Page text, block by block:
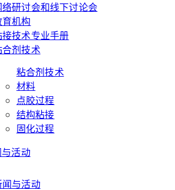
络研讨会和线下讨论会
机构
接技术专业手册
合剂技术
粘合剂技术
材料
点胶过程
结构粘接
固化过程
活动
闻与活动